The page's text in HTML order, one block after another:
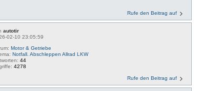
Rufe den Beitrag auf
autotir
02-10 23:05:59
Motor & Getriebe
Notfall. Abschleppen Allrad LKW
44
4278
Rufe den Beitrag auf